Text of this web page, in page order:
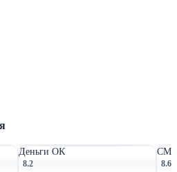
Деньги ОК
8.2
СМС
8.6